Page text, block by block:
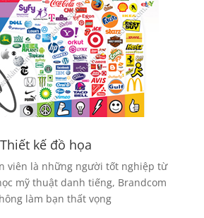
Thiết kế đồ họa
viên là những người tốt nghiệp từ
mỹ thuật danh tiếng, Brandcom
làm bạn thất vọng